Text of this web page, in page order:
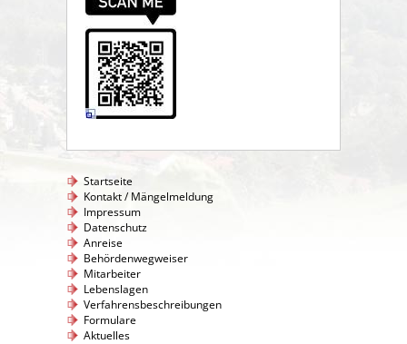
Startseite
Kontakt / Mängelmeldung
Impressum
Datenschutz
Anreise
Behördenwegweiser
Mitarbeiter
Lebenslagen
Verfahrensbeschreibungen
Formulare
Aktuelles